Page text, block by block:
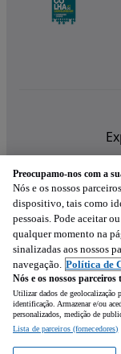
Preocupamo-nos com a
Nós e os nossos parceiros
dispositivo, tais como
pessoais. Pode aceitar
qualquer momento na
sinalizadas aos nossos
navegação. Política de
Nós e os nossos
Utilizar dados de geolocalização
identificação. Armazenar e/ou
personalizados, medição de
Lista de parceiros (fornecedores)